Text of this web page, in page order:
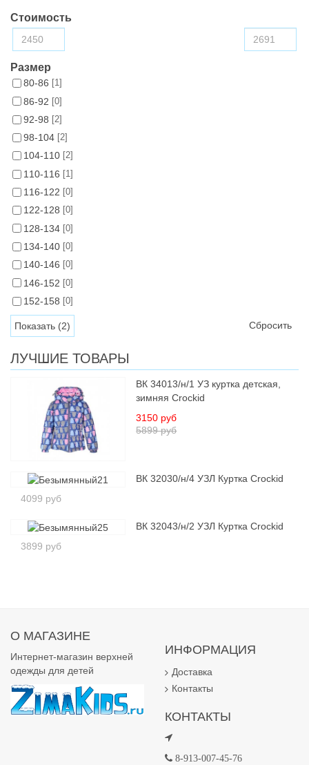
Стоимость
Размер
80-86 [1]
86-92 [0]
92-98 [2]
98-104 [2]
104-110 [2]
110-116 [1]
116-122 [0]
122-128 [0]
128-134 [0]
134-140 [0]
140-146 [0]
146-152 [0]
152-158 [0]
Сбросить
ЛУЧШИЕ ТОВАРЫ
ВК 34013/н/1 УЗ куртка детская,
зимняя Crockid
5899 руб
3150 руб
ВК 32030/н/4 УЗЛ Куртка Crockid
4099 руб
ВК 32043/н/2 УЗЛ Куртка Crockid
3899 руб
О МАГАЗИНЕ
Интернет-магазин верхней
одежды для детей
ИНФОРМАЦИЯ
Доставка
Контакты
КОНТАКТЫ
8-913-007-45-76